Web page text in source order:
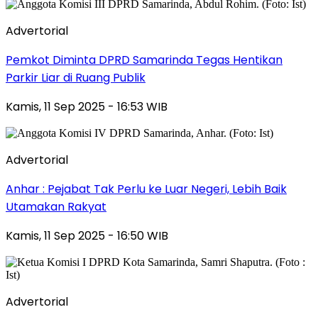
Advertorial
Pemkot Diminta DPRD Samarinda Tegas Hentikan
Parkir Liar di Ruang Publik
Kamis, 11 Sep 2025 - 16:53 WIB
Advertorial
Anhar : Pejabat Tak Perlu ke Luar Negeri, Lebih Baik
Utamakan Rakyat
Kamis, 11 Sep 2025 - 16:50 WIB
Advertorial